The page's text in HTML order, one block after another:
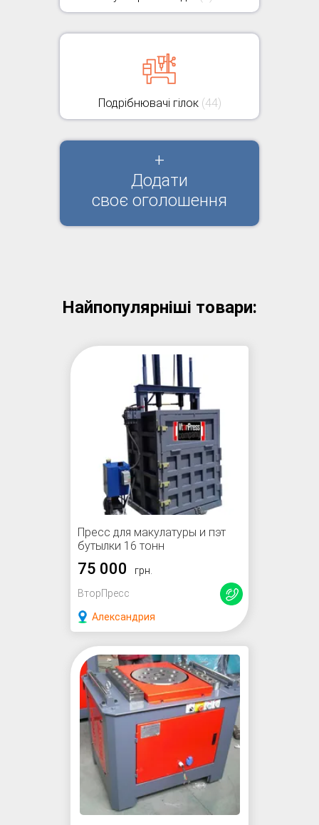
Подрібнювачі гілок (44)
+
Додати
своє оголошення
Найпопулярніші товари:
Пресс для макулатуры и пэт
бутылки 16 тонн
75 000
грн.
ВторПресс
Александрия